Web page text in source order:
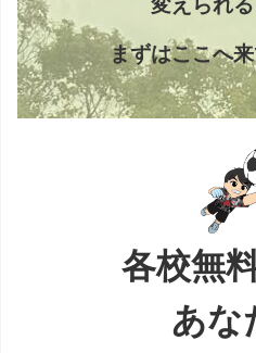
まずはここへ
各校無
あな